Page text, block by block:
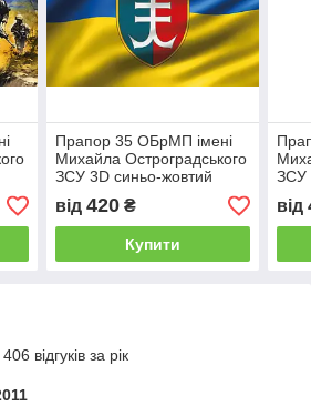
Прапор 35 ОБрМП імені
Михайла Остроградського
ЗСУ 3D синьо-жовтий
від 420₴
Купити
ЗСУ
від
відгуків за рік